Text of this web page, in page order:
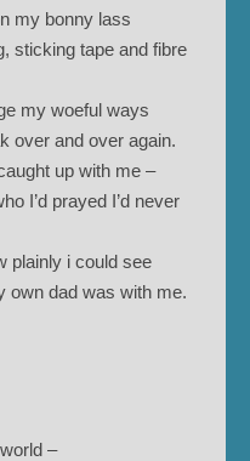
my bonny lass
sticking tape and fibre
my woeful ways
over and over again.
up with me –
I’d prayed I’d never
plainly i could see
own dad was with me.
–